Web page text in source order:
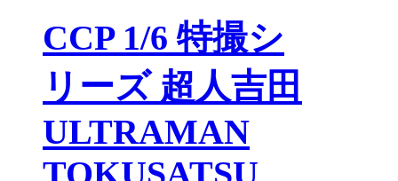
CCP 1/6 特撮シ
リーズ 超人吉田
ULTRAMAN